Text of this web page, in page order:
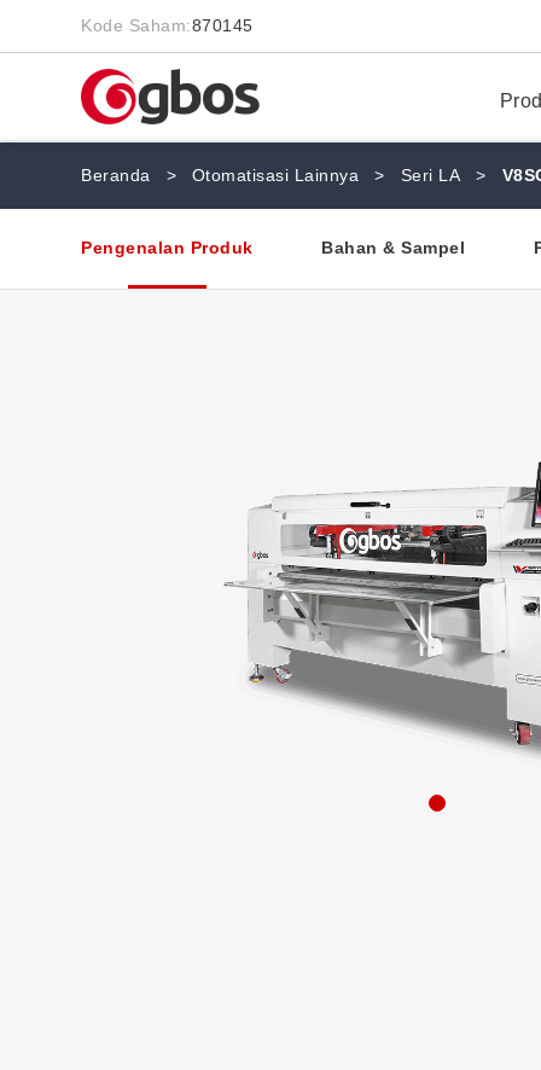
Kode Saham:870145
Beranda > Otomatisasi Lainnya > Seri LA >
Pengenalan Produk Bahan & Sampel